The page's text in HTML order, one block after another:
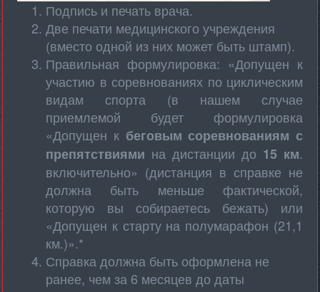
Подпись и печать врача.
Две печати медицинского учреждения
(вместо одной из них может быть штамп).
Правильная формулировка: «Допущен к
участию в соревнованиях по циклическим
видам спорта (в нашем случае
приемлемой будет формулировка
«Допущен к беговым соревнованиям с
препятствиями на дистанции до 15 км.
включительно» (дистанция в справке не
должна быть меньше фактической,
которую вы собираетесь бежать) или
«Допущен к старту на полумарафон (21,1
км.)».*
Справка должна быть оформлена не
ранее, чем за 6 месяцев до даты